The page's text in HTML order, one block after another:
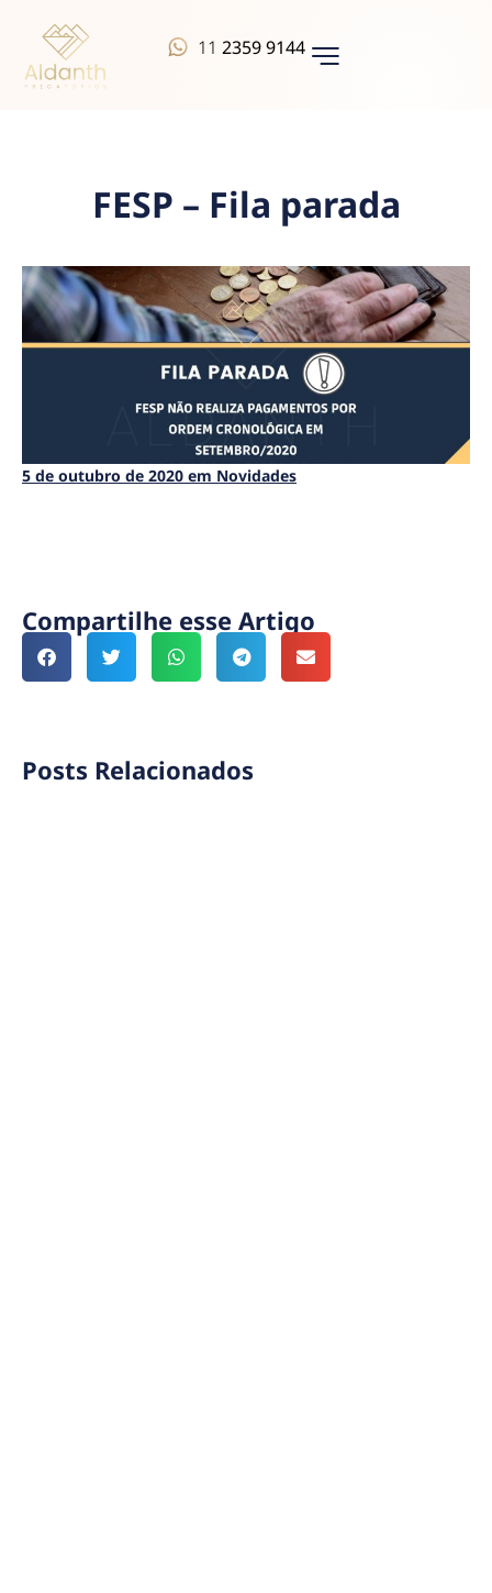
112359 9144
FESP – Fila parada
5 de outubro de 2020 em Novidades
Compartilhe esse Artigo
Posts Relacionados